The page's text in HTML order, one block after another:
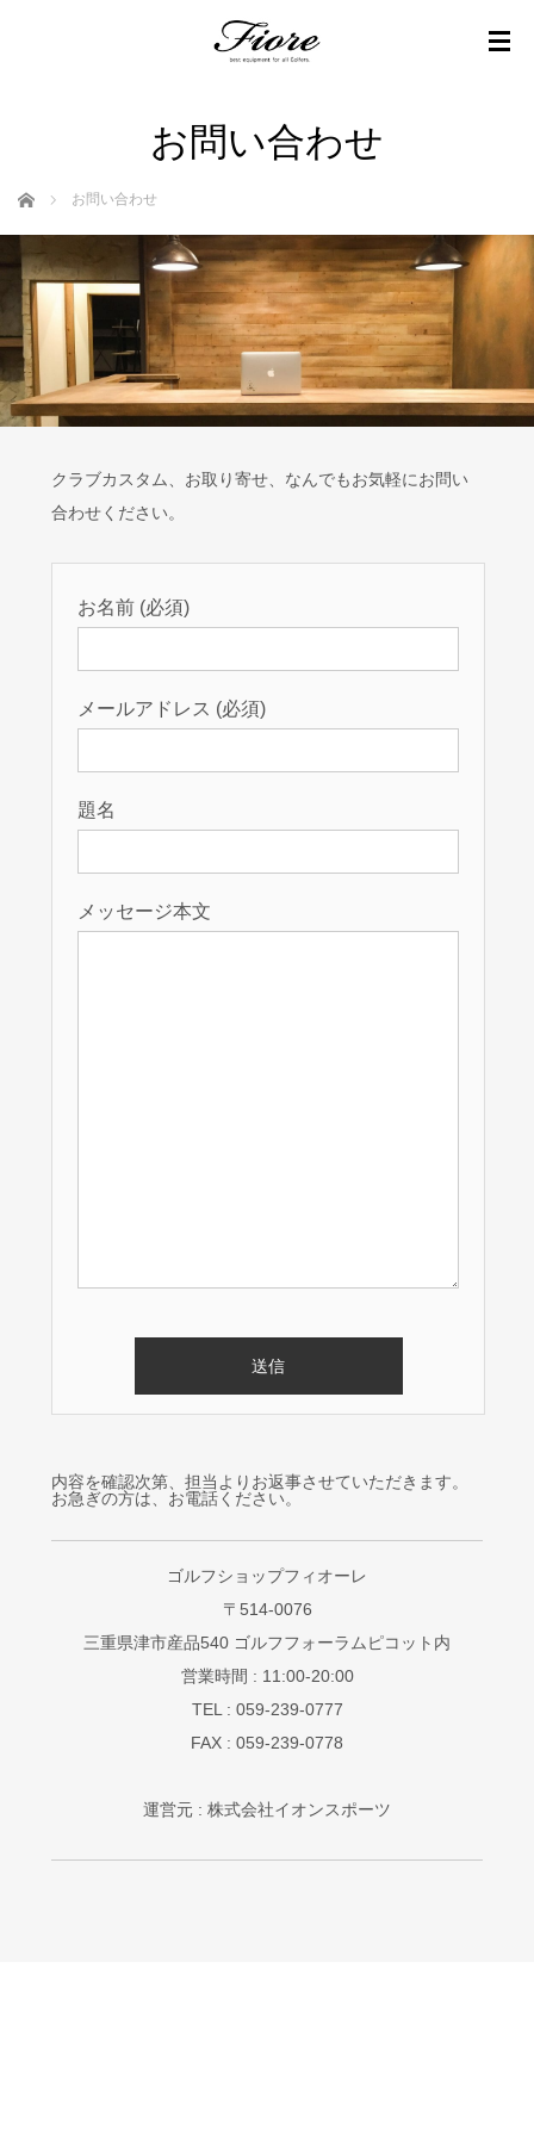
お問い合わせ
ホーム お問い合わせ
クラブカスタム、お取り寄せ、なんでもお気軽にお問い
合わせください。
お名前 (必須)
メールアドレス (必須)
題名
メッセージ本文
内容を確認次第、担当よりお返事させていただきます。
お急ぎの方は、お電話ください。
ゴルフショップフィオーレ
〒514-0076
三重県津市産品540 ゴルフフォーラムピコット内
営業時間 : 11:00-20:00
TEL : 059-239-0777
FAX : 059-239-0778
運営元 : 株式会社イオンスポーツ